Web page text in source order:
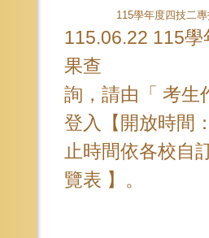
115.06.22 115學
果查
詢，請由「 考生
登入【開放時間
止時間依各校自
覽表 】。